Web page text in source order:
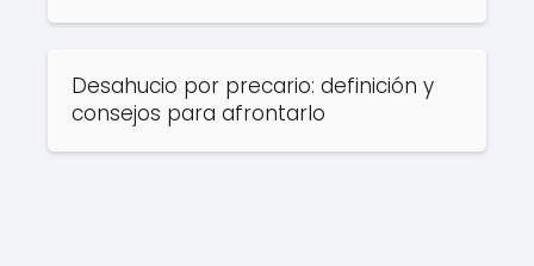
Desahucio por precario: definición y
consejos para afrontarlo